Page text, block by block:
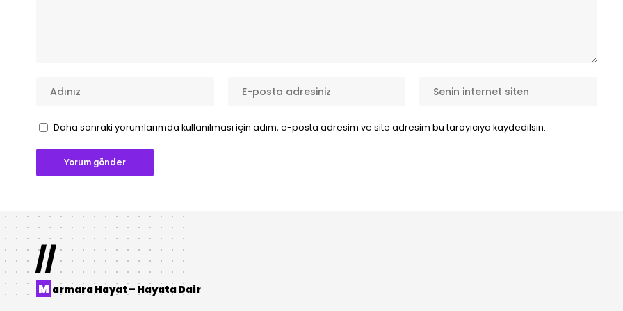
Daha sonraki yorumlarımda kullanılması için adım, e-posta adresim ve site adresim bu tarayıcıya kaydedilsin.
//
M armara Hayat – Hayata Dair